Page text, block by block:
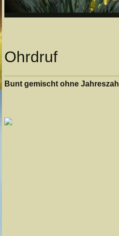
Ohrdruf
Bunt gemischt ohne Jahreszahl